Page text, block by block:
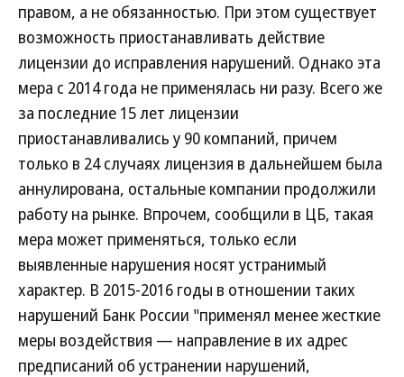
правом, а не обязанностью. При этом существует
возможность приостанавливать действие
лицензии до исправления нарушений. Однако эта
мера с 2014 года не применялась ни разу. Всего же
за последние 15 лет лицензии
приостанавливались у 90 компаний, причем
только в 24 случаях лицензия в дальнейшем была
аннулирована, остальные компании продолжили
работу на рынке. Впрочем, сообщили в ЦБ, такая
мера может применяться, только если
выявленные нарушения носят устранимый
характер. В 2015-2016 годы в отношении таких
нарушений Банк России "применял менее жесткие
меры воздействия — направление в их адрес
предписаний об устранении нарушений,